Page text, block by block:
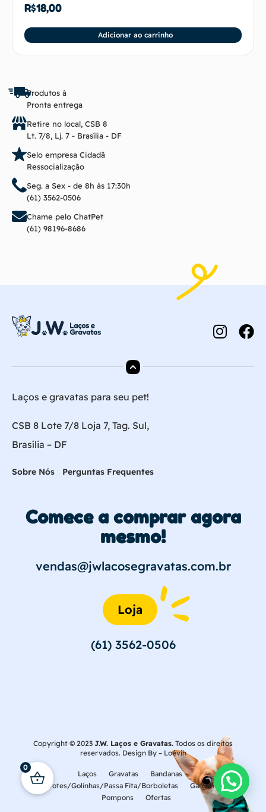
R$18,00
Adicionar ao carrinho
Produtos à
Pronta entrega
Retire no local, CSB 8
Lt. 7/8, Lj. 7 - Brasília - DF
Selo empresa Cidadã
Ressocialização
Seg. a Sex - de 8h às 17:30h
(61) 3562-0506
Chame pelo ChatPet
(61) 98196-8686
Laços e gravatas para seu pet!
CSB 8 Lote 7/8 Loja 7, Tag. Sul,
Brasília – DF
Sobre Nós Perguntas Frequentes
Comece a comprar agora
mesmo!
vendas@jwlacosegravatas.com.br
Loja
(61) 3562-0506
Copyright © 2023 J.W. Laços e Gravatas. Todos os direitos
reservados. Design By – Loévih
Laços Gravatas
Bandanas
Laçarotes/Golinhas/Passa Fita/Borboletas
Gargantilhas
Pompons
Ofertas
0